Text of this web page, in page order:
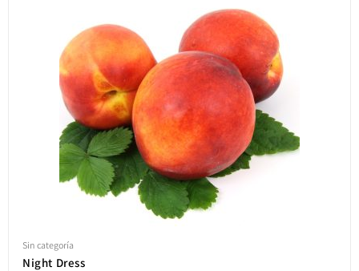
Sin categoría
Night Dress